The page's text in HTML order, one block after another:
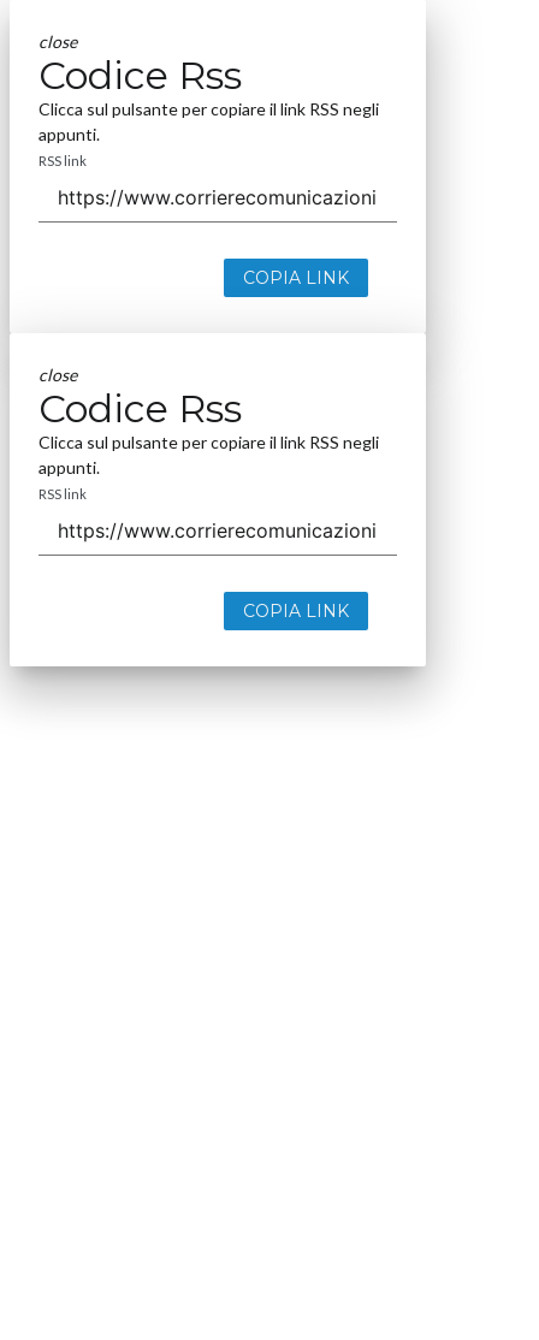
close
Codice Rss
Clicca sul pulsante per copiare il link RSS negli
appunti.
RSS link
COPIA LINK
close
Codice Rss
Clicca sul pulsante per copiare il link RSS negli
appunti.
RSS link
COPIA LINK